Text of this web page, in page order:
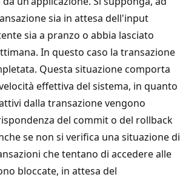
sia in attesa dell'input
sia a pranzo o abbia lasciato
In questo caso la transazione
Questa situazione comporta
effettiva del sistema, in quanto
dalla transazione vengono
del commit o del rollback
se non si verifica una situazione di
che tentano di accedere alle
bloccate, in attesa del